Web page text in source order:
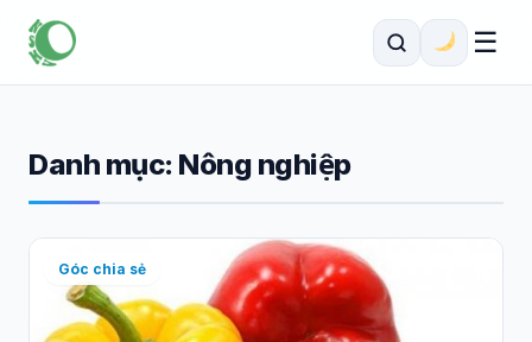
☰
Danh mục: Nông nghiệp
Góc chia sẻ